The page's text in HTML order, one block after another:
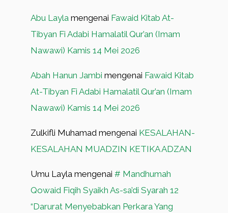
Abu Layla mengenai Fawaid Kitab At-
Tibyan Fi Adabi Hamalatil Qur’an (Imam
Nawawi) Kamis 14 Mei 2026
Abah Hanun Jambi mengenai Fawaid Kitab
At-Tibyan Fi Adabi Hamalatil Qur’an (Imam
Nawawi) Kamis 14 Mei 2026
Zulkifli Muhamad mengenai KESALAHAN-
KESALAHAN MUADZIN KETIKA ADZAN
Umu Layla mengenai # Mandhumah
Qowaid Fiqih Syaikh As-sa’di Syarah 12
“Darurat Menyebabkan Perkara Yang